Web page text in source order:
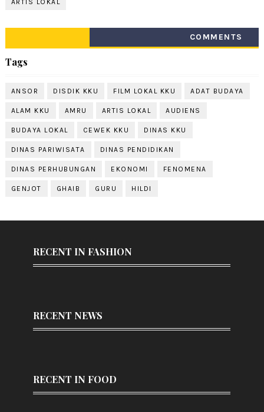
COMMENTS
Tags
ANSOR DISDIK KKU FILM LOKAL KKU ADAT BUDAYA
ALAM KKU AMRU ARTIS LOKAL AUDIENS
BUDAYA LOKAL CEWEK KKU DINAS KKU
DINAS PARIWISATA DINAS PENDIDIKAN
DINAS PERHUBUNGAN EKONOMI FENOMENA
GENJOT GHAIB GURU HILDI
RECENT IN FASHION
RECENT NEWS
RECENT IN FOOD